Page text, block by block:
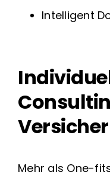
Intelligent
Mehr als One-